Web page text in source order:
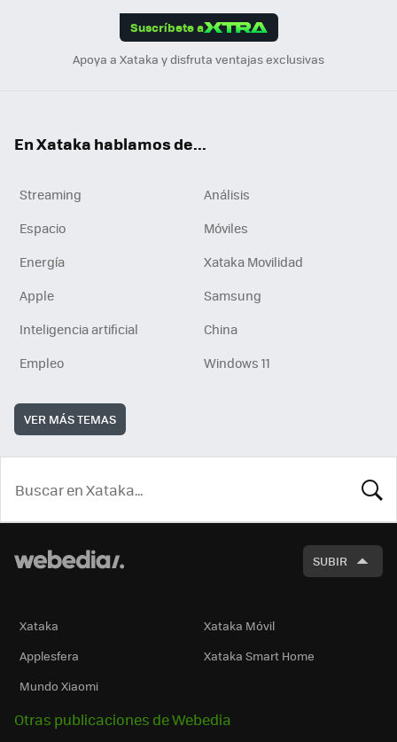
Suscríbete a
Apoya a Xataka y disfruta ventajas exclusivas
En Xataka hablamos de...
Streaming
Análisis
Espacio
Móviles
Energía
Xataka Movilidad
Apple
Samsung
Inteligencia artificial
China
Empleo
Windows 11
VER MÁS TEMAS
SUBIR
Xataka
Xataka Móvil
Applesfera
Xataka Smart Home
Mundo Xiaomi
Otras publicaciones de Webedia